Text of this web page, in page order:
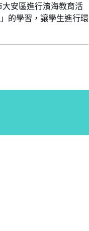
安區進行濱海教育活
的學習，讓學生進行環